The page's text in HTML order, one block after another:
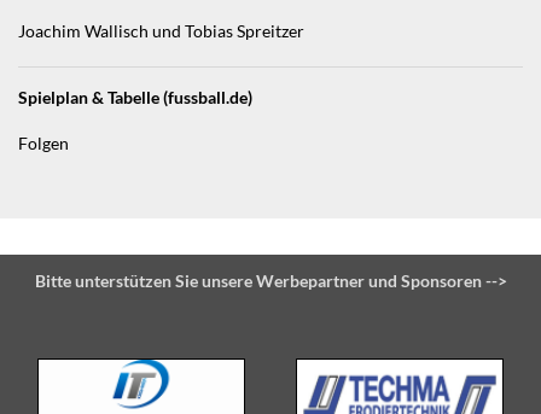
Joachim Wallisch und Tobias Spreitzer
Spielplan & Tabelle (fussball.de)
Folgen
Bitte unterstützen Sie unsere Werbepartner und Sponsoren -->